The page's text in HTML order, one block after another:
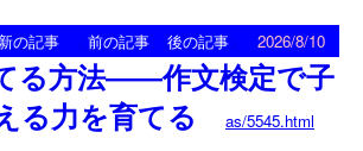
の記事 前の記事 後の記事 2026/8/10
る方法――作文検定で子
る力を育てる
as/5545.html